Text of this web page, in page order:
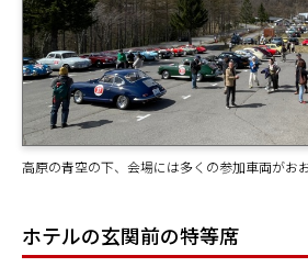
高原の青空の下、会場には多くの参加車両がお
ホテルの玄関前の特等席